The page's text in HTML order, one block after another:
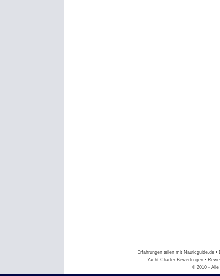
Erfahrungen teilen mit Nauticguide.de
Yacht Charter Bewertungen •
© 2010 - Alle